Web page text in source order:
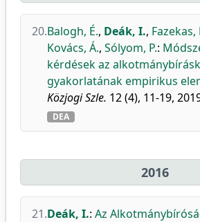
20.Balogh, É., Deák, I., Fazekas,
Kovács, Á., Sólyom, P.:
kérdések az
gyakorlatának empirikus
Közjogi Szle. 12 (4), 11-19,
DEA
2016
21.Deák, I.: Az